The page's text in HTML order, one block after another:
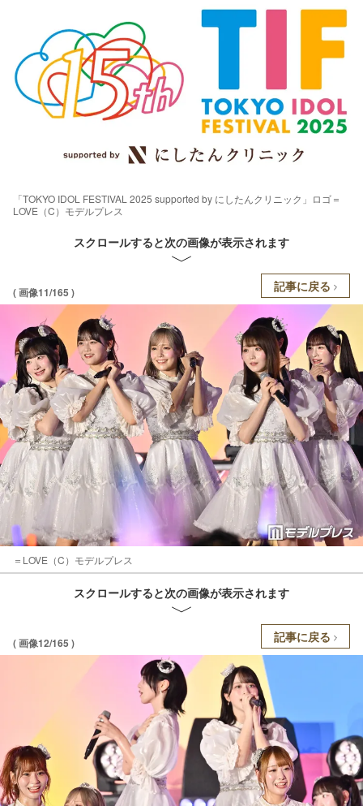
「TOKYO IDOL FESTIVAL 2025 supported by にしたんクリニック」ロゴ＝
LOVE（C）モデルプレス
スクロールすると次の画像が表示されます
( 画像11/165 ) 記事に戻る
＝LOVE（C）モデルプレス
スクロールすると次の画像が表示されます
( 画像12/165 ) 記事に戻る